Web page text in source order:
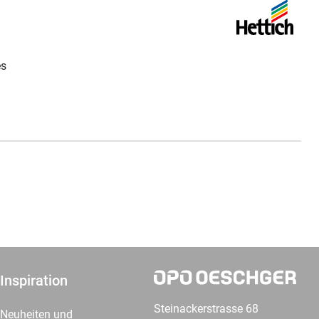
Inspiration
Neuheiten und Steinackerstrasse 68